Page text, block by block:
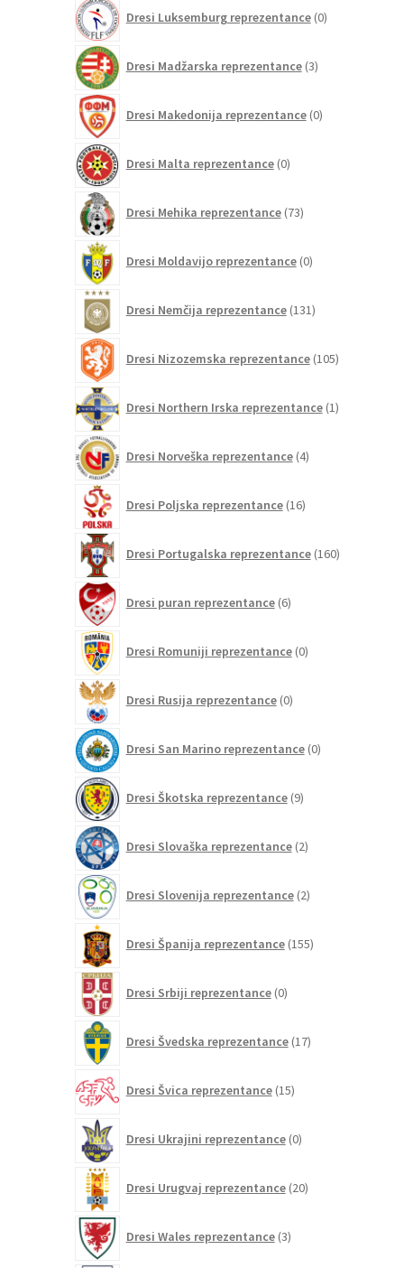
Dresi Luksemburg reprezentance 0izdelkov
Dresi Madžarska reprezentance 3izdelki
Dresi Makedonija reprezentance 0izdelkov
Dresi Malta reprezentance 0izdelkov
Dresi Mehika reprezentance 73izdelkov
Dresi Moldavijo reprezentance 0izdelkov
Dresi Nemčija reprezentance 131izdelkov
Dresi Nizozemska reprezentance 105izdelkov
Dresi Northern Irska reprezentance 1izdelek
Dresi Norveška reprezentance 4izdelki
Dresi Poljska reprezentance 16izdelkov
Dresi Portugalska reprezentance 160izdelkov
Dresi puran reprezentance 6izdelkov
Dresi Romuniji reprezentance 0izdelkov
Dresi Rusija reprezentance 0izdelkov
Dresi San Marino reprezentance 0izdelkov
Dresi Škotska reprezentance 9izdelkov
Dresi Slovaška reprezentance 2izdelka
Dresi Slovenija reprezentance 2izdelka
Dresi Španija reprezentance 155izdelkov
Dresi Srbiji reprezentance 0izdelkov
Dresi Švedska reprezentance 17izdelkov
Dresi Švica reprezentance 15izdelkov
Dresi Ukrajini reprezentance 0izdelkov
Dresi Urugvaj reprezentance 20izdelkov
Dresi Wales reprezentance 3izdelki